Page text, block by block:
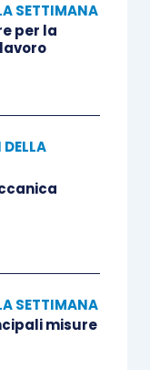
03 relative alla
delle
“in atto” al
del
alla loro
il
trattarsi di
un dubbio
si
corso di
SETTIMANA
per la
SETTIMANA
misure